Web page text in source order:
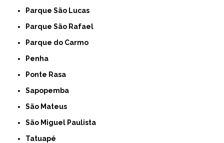
Parque São Lucas
Parque São Rafael
Parque do Carmo
Penha
Ponte Rasa
Sapopemba
São Mateus
São Miguel Paulista
Tatuapé